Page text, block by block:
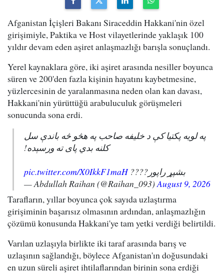
Afganistan İçişleri Bakanı Siraceddin Hakkani'nin özel
girişimiyle, Paktika ve Host vilayetlerinde yaklaşık 100
yıldır devam eden aşiret anlaşmazlığı barışla sonuçlandı.
Yerel kaynaklara göre, iki aşiret arasında nesiller boyunca
süren ve 200'den fazla kişinin hayatını kaybetmesine,
yüzlercesinin de yaralanmasına neden olan kan davası,
Hakkani'nin yürüttüğü arabuluculuk görüşmeleri
sonucunda sona erdi.
په لویه پکتیا کې د خلیفه صاحب په هڅو څه باندې سل
کلنه بدي پای ته ورسېده!
بشپړ راپور????pic.twitter.com/X0IkkF1maH
— Abdullah Raihan (@Raihan_093)August 9, 2026
Tarafların, yıllar boyunca çok sayıda uzlaştırma
girişiminin başarısız olmasının ardından, anlaşmazlığın
çözümü konusunda Hakkani'ye tam yetki verdiği belirtildi.
Varılan uzlaşıyla birlikte iki taraf arasında barış ve
uzlaşının sağlandığı, böylece Afganistan'ın doğusundaki
en uzun süreli aşiret ihtilaflarından birinin sona erdiği